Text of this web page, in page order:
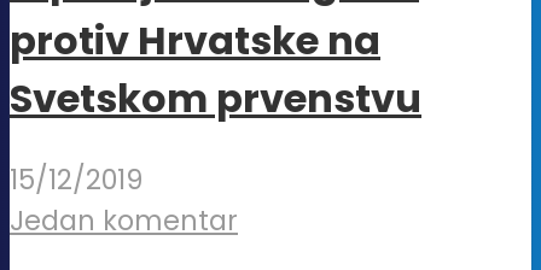
protiv Hrvatske na
Svetskom prvenstvu
15/12/2019
Jedan komentar